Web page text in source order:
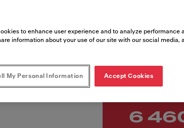
135.0720.506
6
to enhance user experience and to analyze performance
information about your use of our site with our social media,
My Personal Information Accept Cookies